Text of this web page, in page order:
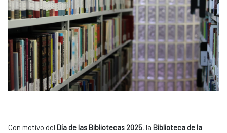
Con motivo del Día de las Bibliotecas 2025, la Biblioteca de la